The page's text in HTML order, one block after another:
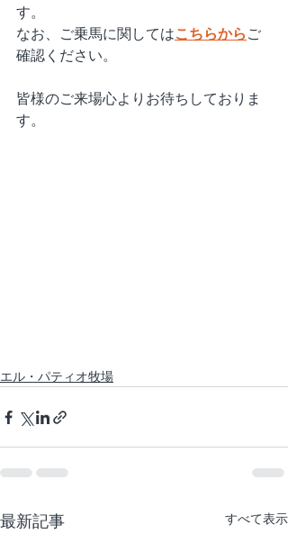
す。
なお、ご乗馬に関してはこちらから ご
確認ください。
皆様のご来場心よりお待ちしておりま
す。
エル・パティオ牧場
最新記事 すべて表示